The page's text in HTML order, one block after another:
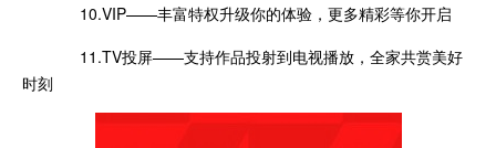
10.VIP——丰富特权升级你的体验，更多精彩等你开启
11.TV投屏——支持作品投射到电视播放，全家共赏美好
时刻